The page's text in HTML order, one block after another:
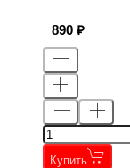
890
Купить